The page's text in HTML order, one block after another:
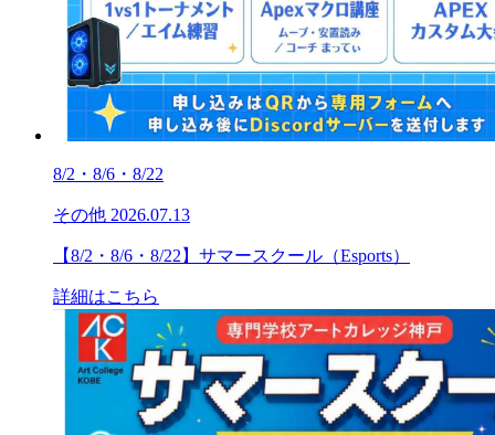
8/2・8/6・8/22
その他 2026.07.13
【8/2・8/6・8/22】サマースクール（Esports）
詳細はこちら